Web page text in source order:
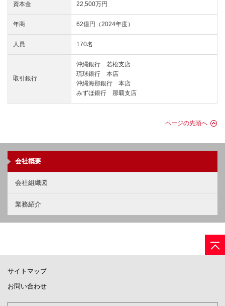
資本金 22,500万円
年商 62億円（2024年度）
人員 170名
取引銀行
沖縄銀行 若松支店
琉球銀行 本店
沖縄海那銀行 本店
みずほ銀行 那覇支店
ページの先頭へ
会社概要
会社組織図
業務紹介
サイトマップ
お問い合わせ